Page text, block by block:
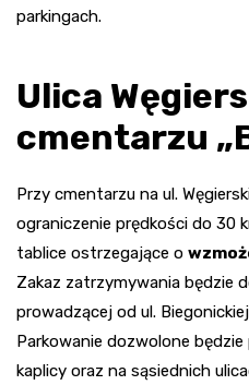
parkingach.
Ulica
cmentarzu
Przy cmentarzu na ul.
ograniczenie prędkości do 30
tablice ostrzegające o
Zakaz zatrzymywania będzie
prowadzącej od ul.
Parkowanie dozwolone
kaplicy oraz na sąsiednich